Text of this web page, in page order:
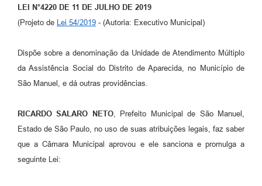
LEI N°4220 DE 11 DE JULHO DE 2019
(Projeto de Lei 54/2019 - (Autoria: Executivo Municipal)
Dispõe sobre a denominação da Unidade de Atendimento Múltiplo
da Assistência Social do Distrito de Aparecida, no Município de
São Manuel, e dá outras providências.
RICARDO SALARO NETO, Prefeito Municipal de São Manuel,
Estado de São Paulo, no uso de suas atribuições legais, faz saber
que a Câmara Municipal aprovou e ele sanciona e promulga a
seguinte Lei: